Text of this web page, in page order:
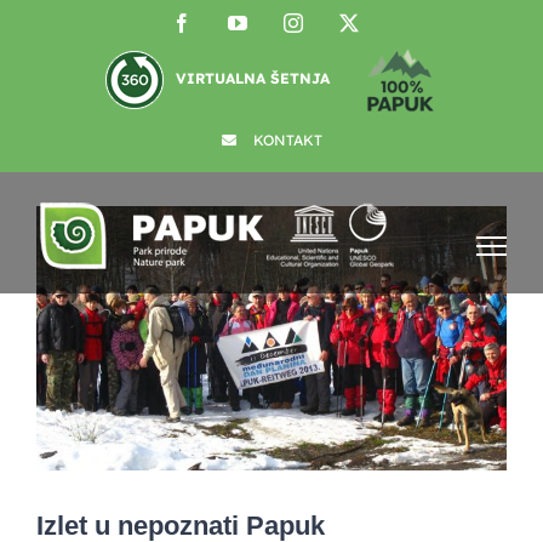
FacebookYouTubeInstagram
VIRTUALNA ŠETNJA
KONTAKT
View
Larger
Image
Izlet u nepoznati Papuk